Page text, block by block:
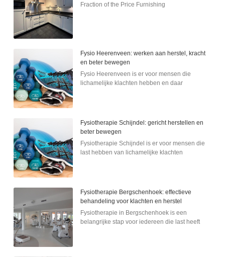
Fraction of the Price Furnishing
Fysio Heerenveen: werken aan herstel, kracht
en beter bewegen
Fysio Heerenveen is er voor mensen die
lichamelijke klachten hebben en daar
Fysiotherapie Schijndel: gericht herstellen en
beter bewegen
Fysiotherapie Schijndel is er voor mensen die
last hebben van lichamelijke klachten
Fysiotherapie Bergschenhoek: effectieve
behandeling voor klachten en herstel
Fysiotherapie in Bergschenhoek is een
belangrijke stap voor iedereen die last heeft